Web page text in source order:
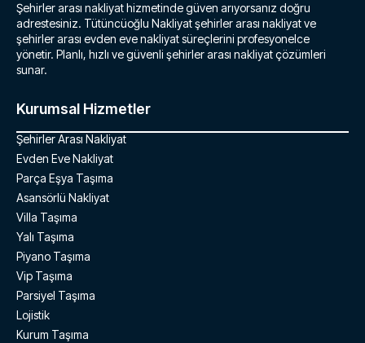
Şehirler arası nakliyat hizmetinde güven arıyorsanız doğru
adrestesiniz. Tütüncüoğlu Nakliyat şehirler arası nakliyat ve
şehirler arası evden eve nakliyat süreçlerini profesyonelce
yönetir. Planlı, hızlı ve güvenli şehirler arası nakliyat çözümleri
sunar.
Kurumsal Hizmetler
Şehirler Arası Nakliyat
Evden Eve Nakliyat
Parça Eşya Taşıma
Asansörlü Nakliyat
Villa Taşıma
Yalı Taşıma
Piyano Taşıma
Vip Taşıma
Parsiyel Taşıma
Lojistik
Kurum Taşıma